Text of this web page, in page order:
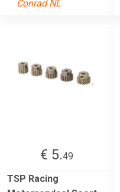
Conrad NL
€ 5.49
TSP Racing